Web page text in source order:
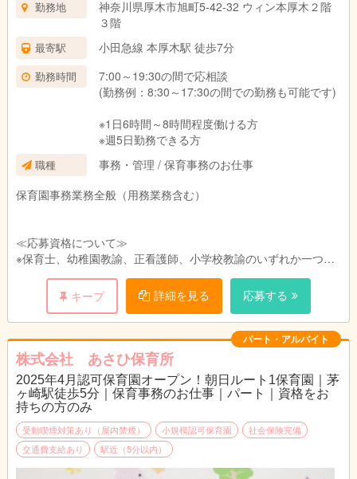
勤務地
神奈川県厚木市旭町5-42-32 ウィン本厚木２階
３階
最寄駅 小田急線 本厚木駅 徒歩7分
勤務時間
7:00～19:30の間で応相談
(勤務例：8:30～17:30の間での勤務も可能です)
※1日6時間～8時間程度働ける方
※週5日勤務できる方
職種
事務・管理 / 保育事務のお仕事
保育園事務業務全般（用務業務含む）
≪応募資格について≫
※保育士、幼稚園教諭、正看護師、小学校教諭のいずれか一つの
免許・資格を持っている方
※PCの操作が初級以上できる方。
キープ 詳細を見る 応募する
パート・アルバイト
株式会社 あさひ保育所
2025年4月認可保育園オープン！朝日ルート1保育園｜茅
ヶ崎駅徒歩5分｜保育事務のお仕事｜パート｜資格をお
持ちの方のみ
受動喫煙対策あり（屋内禁煙） 小規模認可保育園
社会保険完備
交通費支給あり
駅近（5分以内）